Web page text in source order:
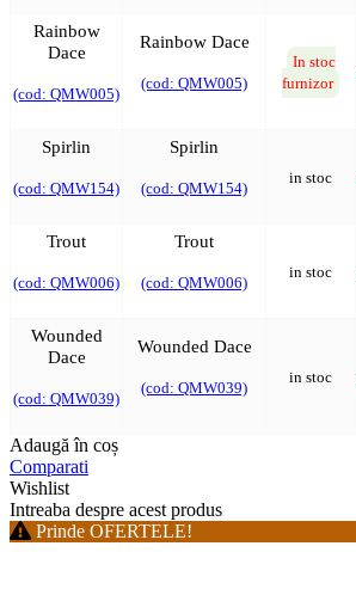
Rainbow
Dace
(cod: QMW005)
Rainbow Dace
(cod: QMW005)
In stoc
furnizor
Spirlin
(cod: QMW154)
Spirlin
(cod: QMW154)
in stoc
Trout
(cod: QMW006)
Trout
(cod: QMW006)
in stoc
Wounded
Dace
(cod: QMW039)
Wounded Dace
(cod: QMW039)
in stoc
Adaugă în coș
Comparati
Wishlist
Intreaba despre acest produs
Prinde OFERTELE!